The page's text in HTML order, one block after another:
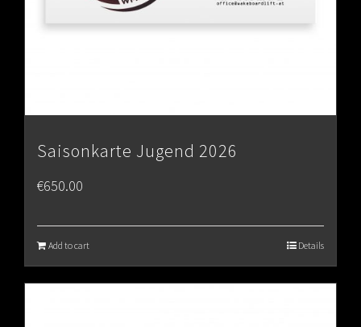
Saisonkarte Jugend 2026
€650.00
Add to cart Details